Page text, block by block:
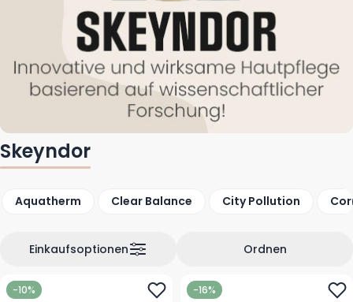
Skeyndor
Aquatherm Clear Balance City Pollution
Ordnen
Einkaufsoptionen
-10% -16%